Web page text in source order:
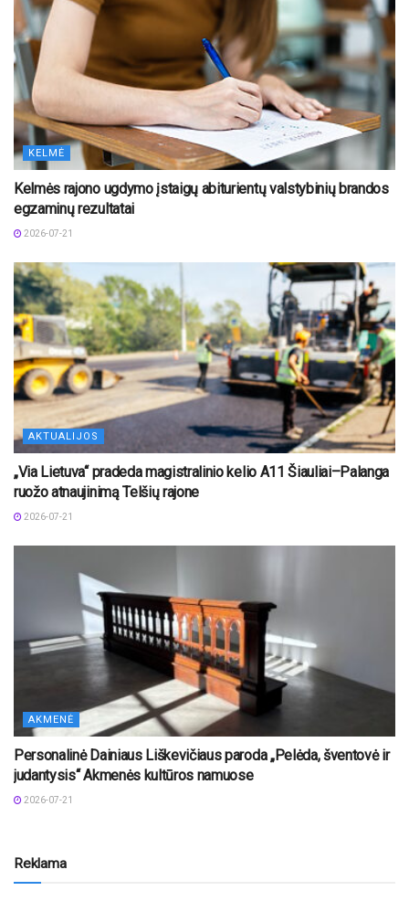
KELMĖ
Kelmės rajono ugdymo įstaigų abiturientų valstybinių brandos
egzaminų rezultatai
2026-07-21
AKTUALIJOS
„Via Lietuva“ pradeda magistralinio kelio A11 Šiauliai–Palanga
ruožo atnaujinimą Telšių rajone
2026-07-21
AKMENĖ
Personalinė Dainiaus Liškevičiaus paroda „Pelėda, šventovė ir
judantysis“ Akmenės kultūros namuose
2026-07-21
Reklama